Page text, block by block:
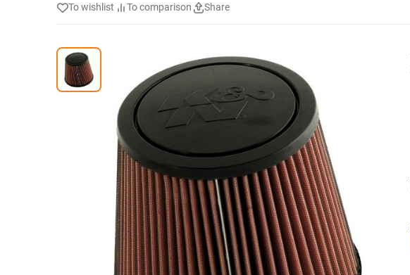
To wishlist To comparison Share